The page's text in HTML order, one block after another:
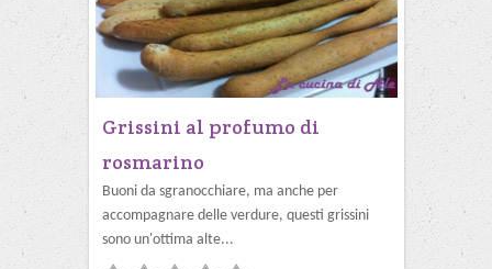
Grissini al profumo di
rosmarino
Buoni da sgranocchiare, ma anche per
accompagnare delle verdure, questi grissini
sono un'ottima alte...